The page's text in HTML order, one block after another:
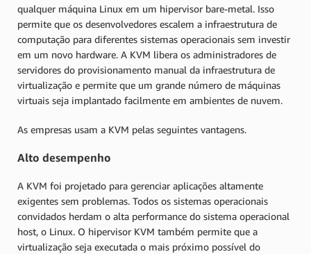
qualquer máquina Linux em um hipervisor bare-metal. Isso
permite que os desenvolvedores escalem a infraestrutura de
computação para diferentes sistemas operacionais sem investir
em um novo hardware. A KVM libera os administradores de
servidores do provisionamento manual da infraestrutura de
virtualização e permite que um grande número de máquinas
virtuais seja implantado facilmente em ambientes de nuvem.
As empresas usam a KVM pelas seguintes vantagens.
Alto desempenho
A KVM foi projetado para gerenciar aplicações altamente
exigentes sem problemas. Todos os sistemas operacionais
convidados herdam o alta performance do sistema operacional
host, o Linux. O hipervisor KVM também permite que a
virtualização seja executada o mais próximo possível do